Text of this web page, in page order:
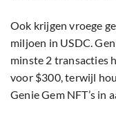
Ook krijgen vroege
miljoen in USDC.
minste 2 transacties
voor $300, terwijl
Genie Gem NFT’s in